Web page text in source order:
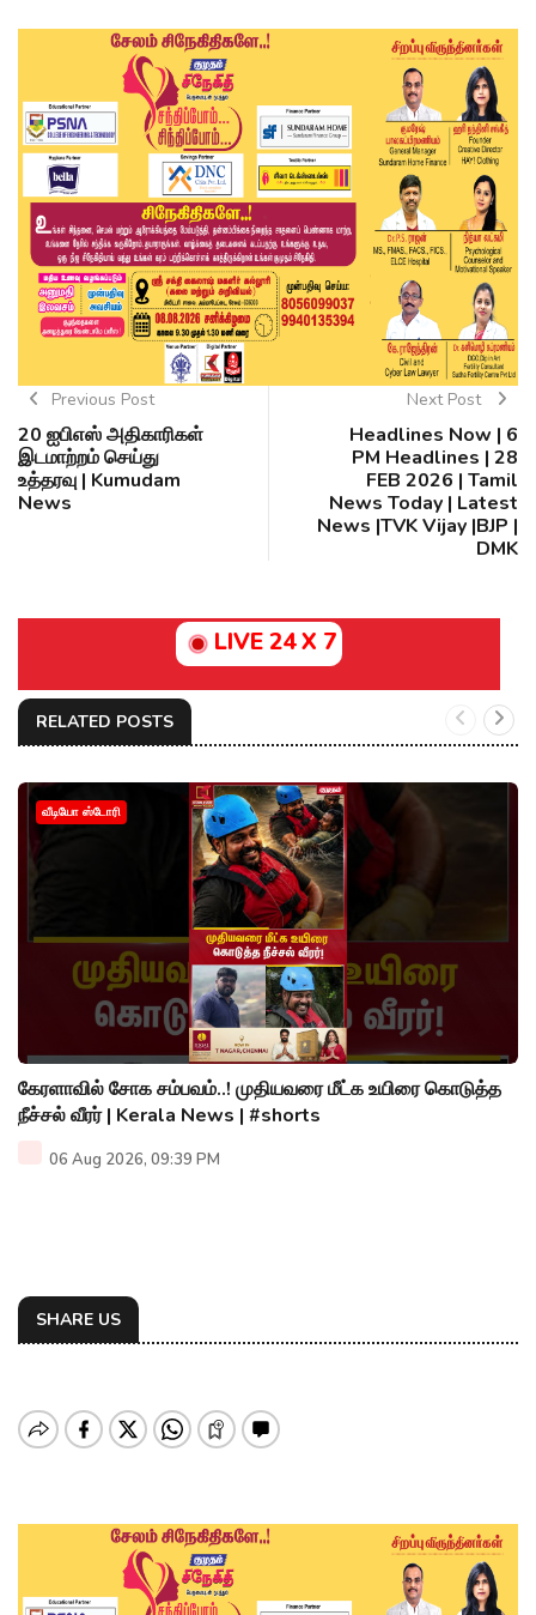
Previous Post
20 ஐபிஎஸ் அதிகாரிகள்
இடமாற்றம் செய்து
உத்தரவு | Kumudam
News
Next Post
Headlines Now | 6
PM Headlines | 28
FEB 2026 | Tamil
News Today | Latest
News |TVK Vijay |BJP |
DMK
LIVE 24 X 7
RELATED POSTS
வீடியோ ஸ்டோரி
கேரளாவில் சோக சம்பவம்..! முதியவரை மீட்க உயிரை கொடுத்த
நீச்சல் வீரர் | Kerala News | #shorts
06 Aug 2026, 09:39 PM
SHARE US